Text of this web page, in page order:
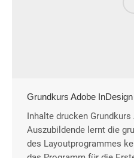
Grundkurs Adobe InDesign
Inhalte drucken
Auszubildende lernt die
des Layoutprogrammes